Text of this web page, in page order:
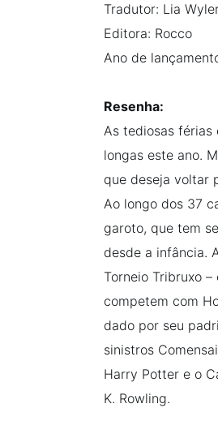
Cursos On line
Taba na Escola
Tradutor: Lia
Editora: Rocco
Ano de
Resenha:
As tediosas férias
longas este ano.
que deseja voltar
Ao longo dos 37
garoto, que tem
desde a infância.
Torneio Tribruxo
competem com
dado por seu
sinistros
Harry Potter e o
K. Rowling.